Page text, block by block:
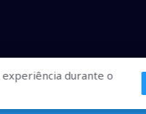
experiência durante o